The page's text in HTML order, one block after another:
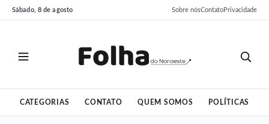
Pular
para
Pular
para
Sábado, 8 de agosto Sobre nósContatoPrivacidade
CATEGORIAS CONTATO QUEM SOMOS POLÍTICAS